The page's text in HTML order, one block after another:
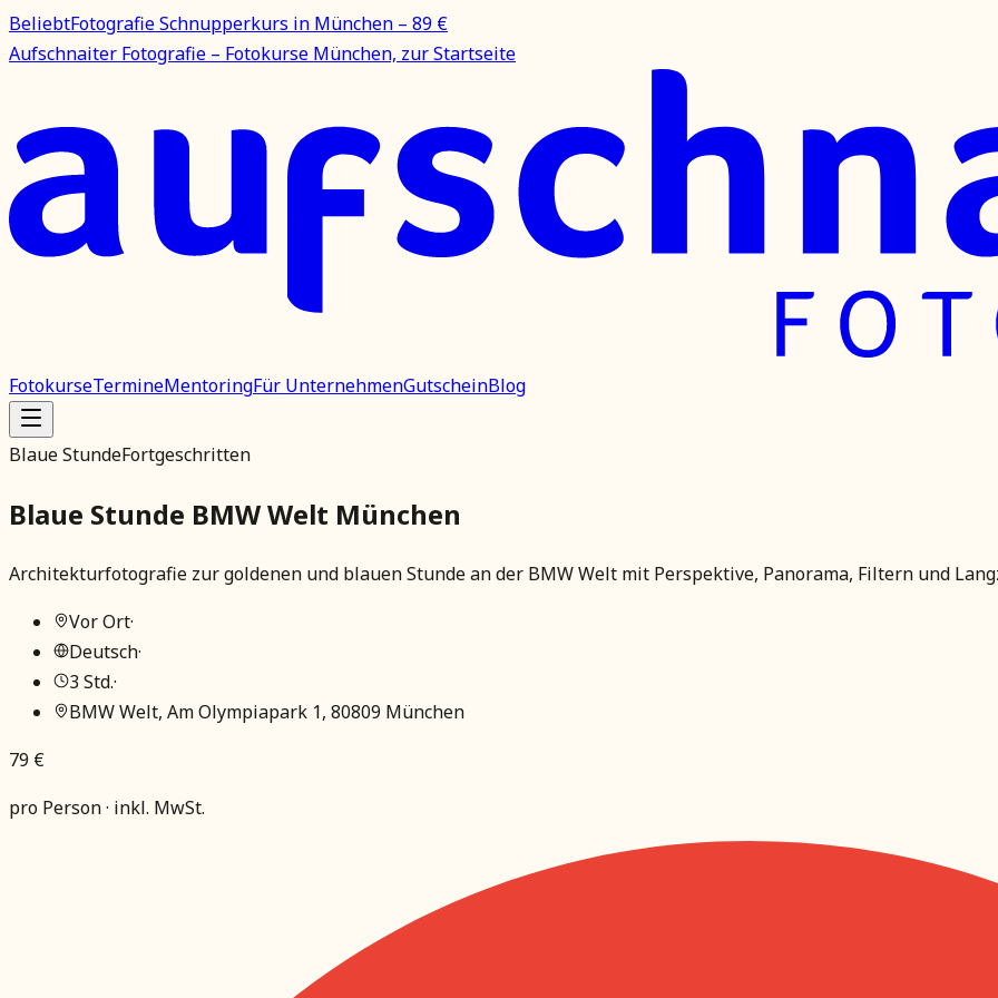
BeliebtFotografie Schnupperkurs in München – 89 €
Aufschnaiter Fotografie – Fotokurse München, zur Startseite
FotokurseTermineMentoringFür UnternehmenGutscheinBlog
Blaue StundeFortgeschritten
Blaue Stunde BMW Welt München
Architekturfotografie zur goldenen und blauen Stunde an der BMW Welt mit Perspektive, Panorama, Filtern und
Vor Ort·
Deutsch·
3 Std.·
BMW Welt, Am Olympiapark 1, 80809 München
79 €
pro Person · inkl. MwSt.